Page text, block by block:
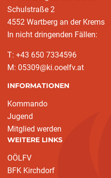
Schulstraße 2
4552 Wartberg an der Krems
In nicht dringenden Fällen:
T: +43 650 7334596
M: 05309@ki.ooelfv.at
INFORMATIONEN
Kommando
Jugend
Mitglied werden
WEITERE LINKS
OÖLFV
BFK Kirchdorf